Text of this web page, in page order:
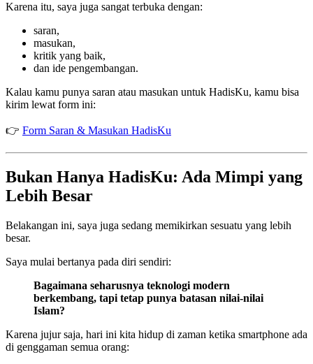
Karena itu, saya juga sangat terbuka dengan:
saran,
masukan,
kritik yang baik,
dan ide pengembangan.
Kalau kamu punya saran atau masukan untuk HadisKu, kamu bisa
kirim lewat form ini:
👉 Form Saran & Masukan HadisKu
Bukan Hanya HadisKu: Ada Mimpi yang
Lebih Besar
Belakangan ini, saya juga sedang memikirkan sesuatu yang lebih
besar.
Saya mulai bertanya pada diri sendiri:
Bagaimana seharusnya teknologi modern
berkembang, tapi tetap punya batasan nilai-nilai
Islam?
Karena jujur saja, hari ini kita hidup di zaman ketika smartphone ada
di genggaman semua orang: